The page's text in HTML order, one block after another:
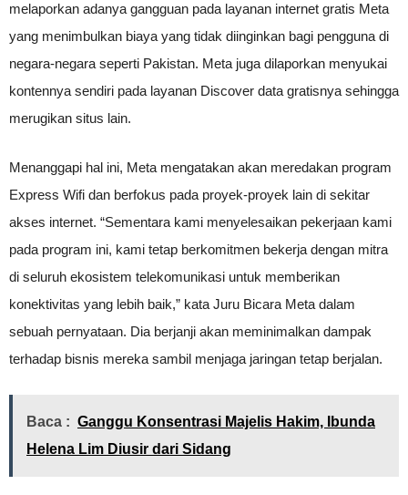
melaporkan adanya gangguan pada layanan internet gratis Meta
yang menimbulkan biaya yang tidak diinginkan bagi pengguna di
negara-negara seperti Pakistan. Meta juga dilaporkan menyukai
kontennya sendiri pada layanan Discover data gratisnya sehingga
merugikan situs lain.
Menanggapi hal ini, Meta mengatakan akan meredakan program
Express Wifi dan berfokus pada proyek-proyek lain di sekitar
akses internet. “Sementara kami menyelesaikan pekerjaan kami
pada program ini, kami tetap berkomitmen bekerja dengan mitra
di seluruh ekosistem telekomunikasi untuk memberikan
konektivitas yang lebih baik,” kata Juru Bicara Meta dalam
sebuah pernyataan. Dia berjanji akan meminimalkan dampak
terhadap bisnis mereka sambil menjaga jaringan tetap berjalan.
Baca : Ganggu Konsentrasi Majelis Hakim, Ibunda
Helena Lim Diusir dari Sidang